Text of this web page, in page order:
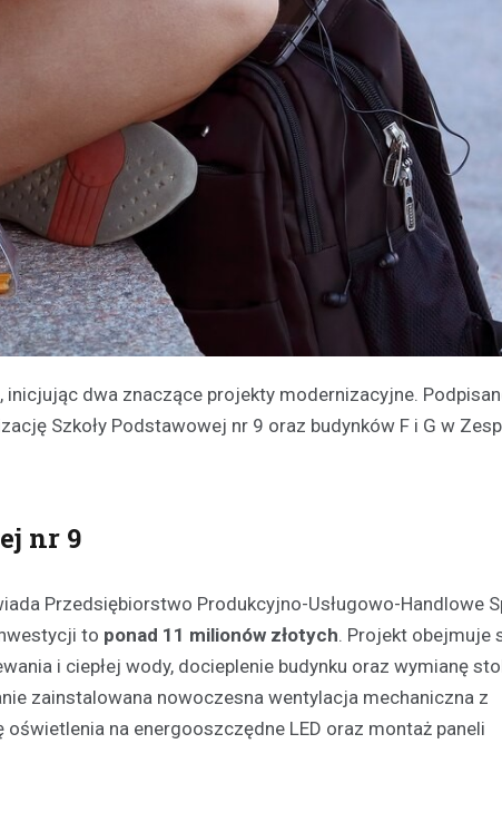
dwa znaczące projekty modernizacyjne.
Szkoły Podstawowej nr 9 oraz budynków F i G w
nr 9
Przedsiębiorstwo Produkcyjno-Usługowo-Handlowe
to ponad 11 milionów złotych. Projekt obejmuje
i ciepłej wody, docieplenie budynku oraz wymianę
zainstalowana nowoczesna wentylacja mechaniczna z
na energooszczędne LED oraz montaż paneli